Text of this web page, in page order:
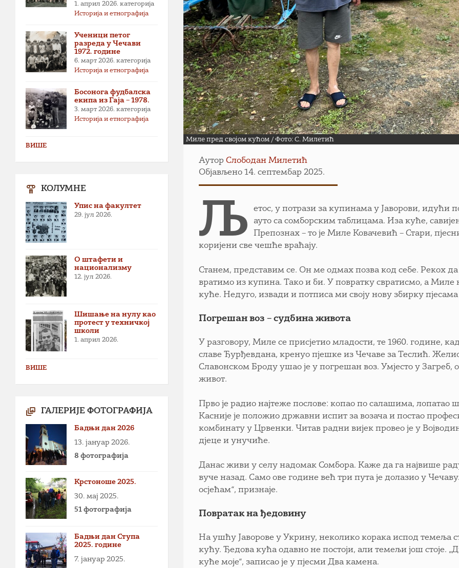
Миле пред својом кућом / Фото: С. Милетић
АуторСлободан Милетић
Објављено 14. септембар 2025.
Љ
етос, у потрази за купинама у Јаворови, идући
ауто са сомборским таблицама. Иза куће,
Препознах – то је Миле Ковачевић – Стари,
коријени све чешће враћају.
Станем, представим се. Он ме одмах позва код себе. Рекох
вратимо из купина. Тако и би. У повратку свратисмо, а
куће. Недуго, извади и потписа ми своју нову збирку пјесама
Погрешан воз – судбина живота
У разговору, Миле се присјетио младости, те 1960. године,
славе Ђурђевдана, кренуо пјешке из Чечаве за Теслић. Желио
Славонском Броду ушао је у погрешан воз. Умјесто у Загреб,
живот.
Прво је радио најтеже послове: копао по салашима,
Касније је положио државни испит за возача и постао
комбинату у Црвенки. Читав радни вијек провео је у
дјеце и унучиће.
Данас живи у селу надомак Сомбора. Каже да га највише
вуче назад. Само ове године већ три пута је долазио у
осјећам“, признаје.
Повратак на ђедовину
На ушћу Јаворове у Укрину, неколико корака испод темеља
кућу. Ђедова кућа одавно не постоји, али темељи још стоје.
куће моје“, записао је у пјесми Два камена.
1. април 2026. категорија
Историја и етнографија
Ученици петог
разреда у Чечави
1972. године
6. март 2026. категорија
Историја и етнографија
Босонога фудбалска
екипа из Гаја – 1978.
3. март 2026. категорија
Историја и етнографија
ВИШЕ
КОЛУМНЕ
Упис на факултет
29. јул 2026.
О штафети и
национализму
12. јул 2026.
Шишање на нулу као
протест у техничкој
школи
1. април 2026.
ВИШЕ
ГАЛЕРИЈЕ ФОТОГРАФИЈА
Бадњи дан 2026
13. јануар 2026.
8 фотографија
Крстоноше 2025.
30. мај 2025.
51 фотографија
Бадњи дан Ступа
2025. године
7. јануар 2025.